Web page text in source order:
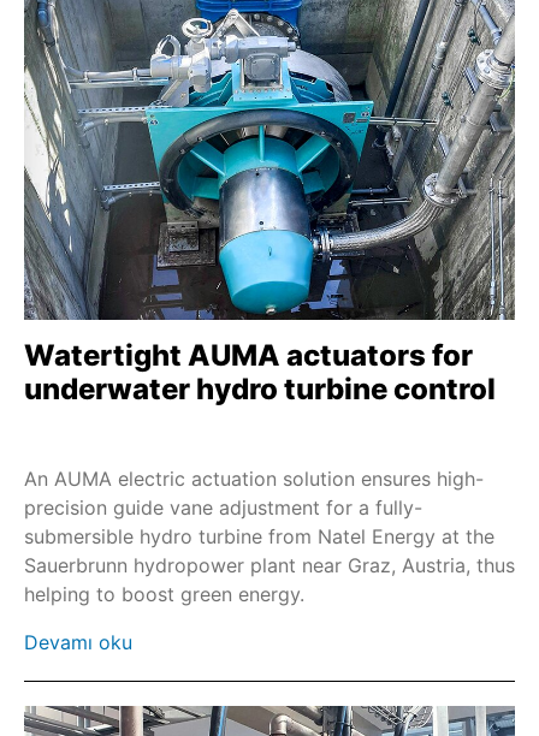
D 1 - D 100
SDMEx
SDLEx
SDQEx
SEVEN - 2SA7
SEVEN HiMod - 2SA78
ECOTRON
PROFITRON
TIGRON-M
FQM/FQMEx
HART
Fieldbus
GST düz dişli redüktör
Watertight AUMA actuators for
underwater hydro turbine control
An AUMA electric actuation solution ensures high-
precision guide vane adjustment for a fully-
submersible hydro turbine from Natel Energy at the
Sauerbrunn hydropower plant near Graz, Austria, thus
helping to boost green energy.
Devamı oku